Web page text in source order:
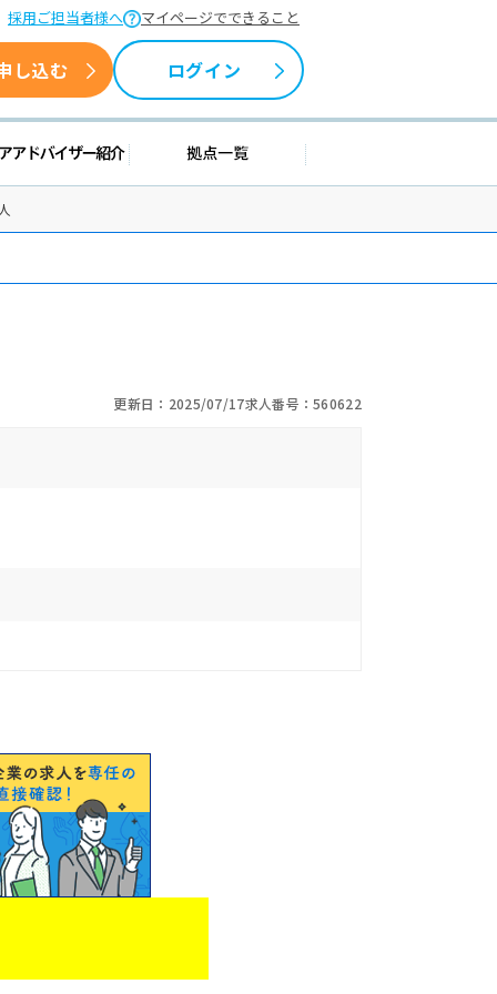
採用ご担当者様へ マイページでできること
し込む ログイン
情報 キャリアアドバイザー紹介拠点一覧
更新日：2025/07/17求人番号：560622